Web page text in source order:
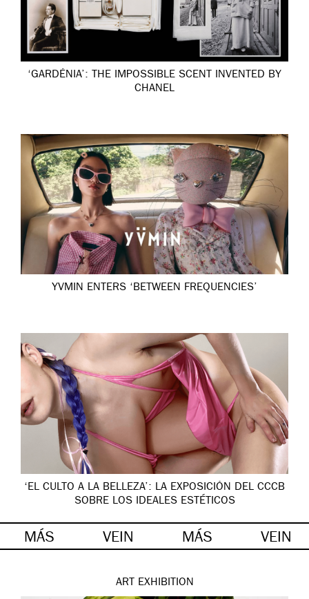
‘GARDÉNIA’: THE IMPOSSIBLE SCENT INVENTED BY
CHANEL
YVMIN ENTERS ‘BETWEEN FREQUENCIES’
‘EL CULTO A LA BELLEZA’: LA EXPOSICIÓN DEL CCCB
SOBRE LOS IDEALES ESTÉTICOS
MÁS VEIN MÁS VEIN
ART EXHIBITION